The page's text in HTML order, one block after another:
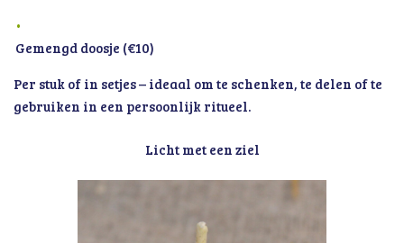
Gemengd doosje (€10)
Per stuk of in setjes – ideaal om te schenken, te delen of te
gebruiken in een persoonlijk ritueel.
Licht met een ziel